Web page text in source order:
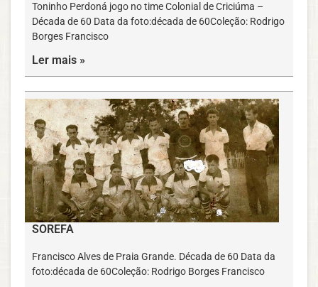
Toninho Perdoná jogo no time Colonial de Criciúma –
Década de 60 Data da foto:década de 60Coleção: Rodrigo
Borges Francisco
Ler mais »
SOREFA
Francisco Alves de Praia Grande. Década de 60 Data da
foto:década de 60Coleção: Rodrigo Borges Francisco